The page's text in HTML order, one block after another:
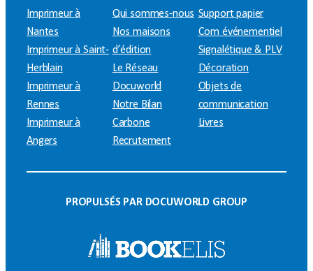
Imprimeur à
Nantes
Imprimeur à Saint-
Herblain
Imprimeur à
Rennes
Imprimeur à
Angers
Qui sommes-nous
Nos maisons
d’édition
Le Réseau
Docuworld
Notre Bilan
Carbone
Recrutement
Support papier
Com événementiel
Signalétique & PLV
Décoration
Objets de
communication
Livres
PROPULSÉS PAR DOCUWORLD GROUP